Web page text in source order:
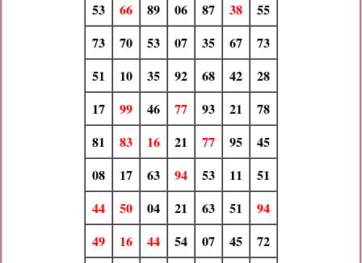
53 66 89 06 87 38
55
73
70 53 07 35 67
73
51
10 35 92 68 42
28
17
99 46 77 93 21
78
81
83 16 21 77 95
45
08
17 63 94 53 11
51
44
50 04 21 63 51
94
49
16 44 54 07 45
72